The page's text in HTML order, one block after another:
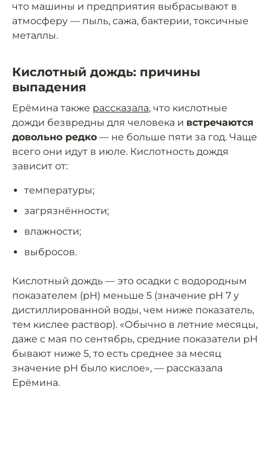
что машины и предприятия выбрасывают в
атмосферу — пыль, сажа, бактерии, токсичные
металлы.
Кислотный дождь: причины
выпадения
Ерёмина также рассказала, что кислотные
дожди безвредны для человека и встречаются
довольно редко — не больше пяти за год. Чаще
всего они идут в июле. Кислотность дождя
зависит от:
температуры;
загрязнённости;
влажности;
выбросов.
Кислотный дождь — это осадки с водородным
показателем (pH) меньше 5 (значение pH 7 у
дистиллированной воды, чем ниже показатель,
тем кислее раствор). «Обычно в летние месяцы,
даже с мая по сентябрь, средние показатели pH
бывают ниже 5, то есть среднее за месяц
значение pH было кислое», — рассказала
Ерёмина.